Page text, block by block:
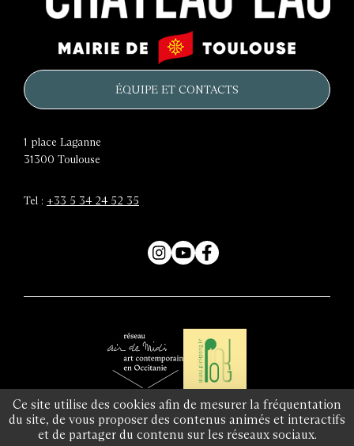
Ce site utilise des cookies afin de mesurer la fréquentation
du site, de vous proposer des contenus animés et interactifs
et de partager du contenu sur les réseaux sociaux.
château
d'eau
Mairie
de
ÉQUIPE ET CONTACTS
1 place Laganne
31300 Toulouse
Tel : +33 5 34 24 52 35
Instagram
YouTubeFacebook
de
Midi
Réseau
Pinkpong